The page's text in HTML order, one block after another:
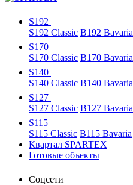
S192
S192 Classic B192 Bavaria
S170
S170 Classic B170 Bavaria
S140
S140 Classic B140 Bavaria
S127
S127 Classic B127 Bavaria
S115
S115 Classic B115 Bavaria
Квартал SPARTEX
Готовые объекты
Соцсети